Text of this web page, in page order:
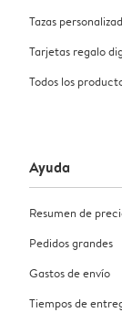
Tazas
Tarjetas regalo
Todos los
Ayuda
Resumen de
Pedidos grandes
Gastos de envío
Tiempos de